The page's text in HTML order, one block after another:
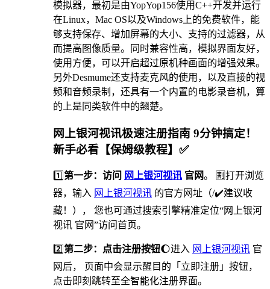
模拟器，最初是由YopYop156使用C++开发并运行
在Linux，Mac OS以及Windows上的免费软件，能
够支持保存、增加屏幕的大小、支持的过滤器，从
而提高图像质量。同时兼容性高，模拟界面友好，
使用方便，可以开启超过原机种画面的增强效果。
另外Desmume还支持麦克风的使用，以及直接的视
频和音频录制，还具有一个内置的电影录音机，算
的上是同类软件中的翘楚。
网上银河视讯极速注册指南 9分钟搞定！
新手必看【保姆级教程】✅
1️⃣第一步：访问 网上银河视讯 官网。 🈹打开浏览
器，输入 网上银河视讯 的官方网址（/✔️建议收
藏！）， 您也可通过搜索引擎精准定位“网上银河
视讯 官网”访问首页。
2️⃣第二步：点击注册按钮🌔进入 网上银河视讯 官
网后， 页面中会显示醒目的「立即注册」按钮，
点击即刻跳转至全智能化注册界面。